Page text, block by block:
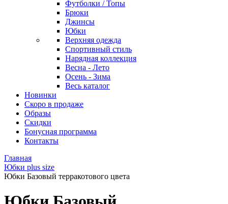
Футболки / Топы
Брюки
Джинсы
Юбки
Верхняя одежда
Спортивный стиль
Нарядная коллекция
Весна - Лето
Осень - Зима
Весь каталог
Новинки
Скоро в продаже
Образы
Скидки
Бонусная программа
Контакты
Главная
Юбки plus size
Юбки Базовый терракотового цвета